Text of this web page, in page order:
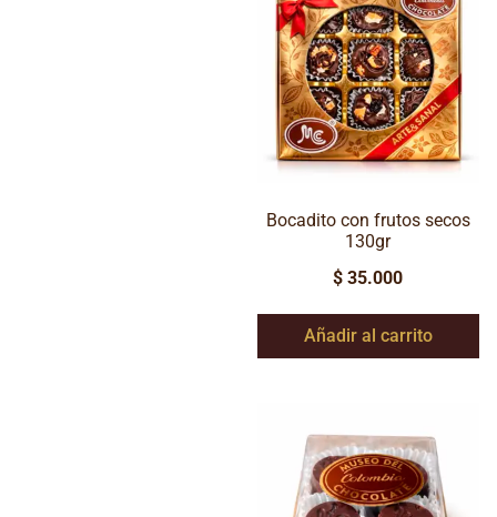
Bocadito con frutos secos
130gr
$ 35.000
Añadir al carrito